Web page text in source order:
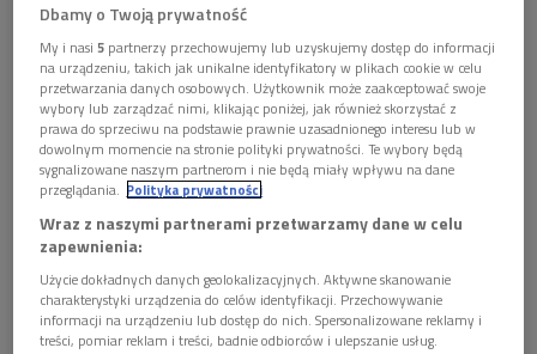
Koncert skrzypcowy D-dur op. 35 Piotra Czajkowskiego należy do ścisłego
kanonu repertuaru na ten isntrument Foto: pixabay (domena publiczna)
Dbamy o Twoją prywatność
My i nasi5 partnerzy przechowujemy lub uzyskujemy dostęp do informacji
na urządzeniu, takich jak unikalne identyfikatory w plikach cookie w celu
przetwarzania danych osobowych. Użytkownik może zaakceptować swoje
wybory lub zarządzać nimi, klikając poniżej, jak również skorzystać z
prawa do sprzeciwu na podstawie prawnie uzasadnionego interesu lub w
dowolnym momencie na stronie polityki prywatności. Te wybory będą
sygnalizowane naszym partnerom i nie będą miały wpływu na dane
przeglądania. Polityka prywatności
Wraz z naszymi partnerami przetwarzamy dane w celu
zapewnienia:
Użycie dokładnych danych geolokalizacyjnych. Aktywne skanowanie
charakterystyki urządzenia do celów identyfikacji. Przechowywanie
informacji na urządzeniu lub dostęp do nich. Spersonalizowane reklamy i
treści, pomiar reklam i treści, badnie odbiorców i ulepszanie usług.